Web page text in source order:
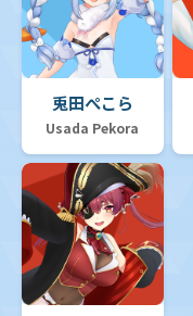
兎田ぺこら
Usada Pekora